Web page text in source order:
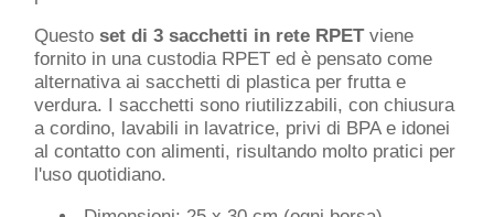
Questoset di 3 sacchetti in rete RPETviene
fornito in una custodia RPET ed è pensato come
alternativa ai sacchetti di plastica per frutta e
verdura. I sacchetti sono riutilizzabili, con chiusura
a cordino, lavabili in lavatrice, privi di BPA e idonei
al contatto con alimenti, risultando molto pratici per
l'uso quotidiano.